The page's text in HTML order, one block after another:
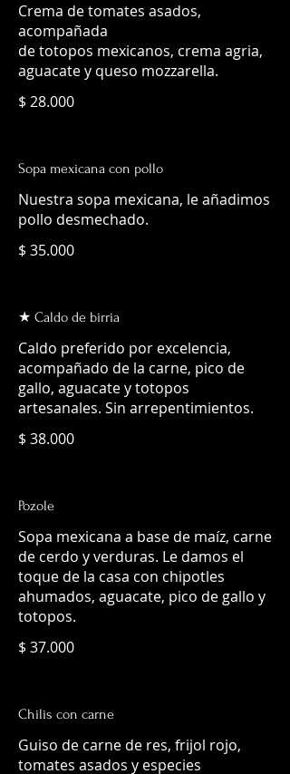
Crema de tomates asados,
acompañada
de totopos mexicanos, crema agria,
aguacate y queso mozzarella.
$ 28.000
Sopa mexicana con pollo
Nuestra sopa mexicana, le añadimos
pollo desmechado.
$ 35.000
★ Caldo de birria
Caldo preferido por excelencia,
acompañado de la carne, pico de
gallo, aguacate y totopos
artesanales. Sin arrepentimientos.
$ 38.000
Pozole
Sopa mexicana a base de maíz, carne
de cerdo y verduras. Le damos el
toque de la casa con chipotles
ahumados, aguacate, pico de gallo y
totopos.
$ 37.000
Chilis con carne
Guiso de carne de res, frijol rojo,
tomates asados y especies